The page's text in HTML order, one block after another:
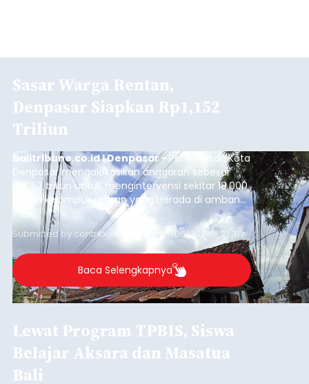
Sasar Warga Rentan,
Denpasar Siapkan Rp1,152
Triliun
balitribune.co.id I Denpasar - Pemerintah Kota
Denpasar mengalokasikan anggaran sebesar
Rp1,152 triliun untuk mengintervensi sekitar 18.000
warga kelompok rentan yang berada di ambang
garis kemiskinan. Langkah strategis ini diambil
guna menjaga masyarakat yang berada pada
kelompok desil 5 dan 6 tersebut agar tidak
merosot ke kategori miskin.
Submitted by contributor Thu, 08/06/2026 - 21:31
Baca Selengkapnya
Lewat Program TPBIS, Siswa
Belajar Aksara dan Masatua
Bali